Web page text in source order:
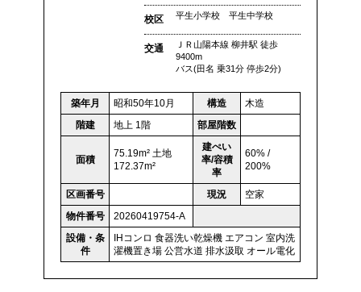
校区 平生小学校 平生中学校
交通
ＪＲ山陽本線 柳井駅 徒歩
9400m
バス(田名 乗31分 停歩2分)
築年月 昭和50年10月 構造
木造
階建
地上 1階 部屋階数
面積
75.19m² 土地
172.37m²
建ぺい
率/容積
率
60% /
200%
区画番号 現況
空家
物件番号
20260419754-A
設備・条
件
IHコンロ 食器洗い乾燥機 エアコン 室内洗
濯機置き場 公営水道 排水汲取 オール電化